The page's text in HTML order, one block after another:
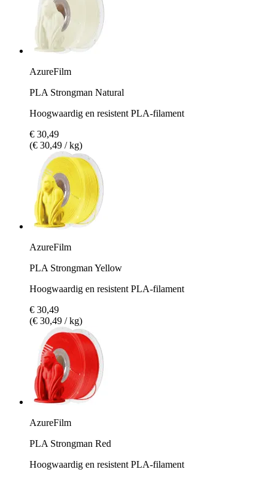
AzureFilm
PLA Strongman Natural
Hoogwaardig en resistent PLA-filament
€ 30,49
(€ 30,49 / kg)
AzureFilm
PLA Strongman Yellow
Hoogwaardig en resistent PLA-filament
€ 30,49
(€ 30,49 / kg)
AzureFilm
PLA Strongman Red
Hoogwaardig en resistent PLA-filament